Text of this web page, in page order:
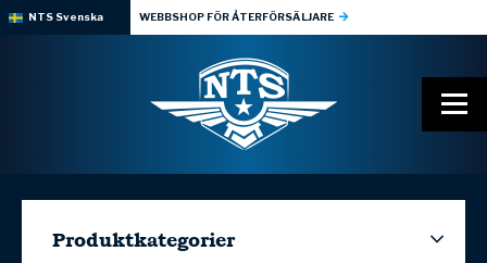
NTS Svenska WEBBSHOP FÖR ÅTERFÖRSÄLJARE
Produktkategorier